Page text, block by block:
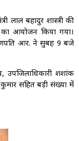
लाल बहादुर शास्त्री की
आयोजन किया गया।
आर. ने सुबह 9 बजे
उपजिलाधिकारी शशांक
सहित बड़ी संख्या में